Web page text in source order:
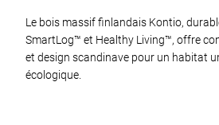
Le bois massif finlandais Kontio,
SmartLog™ et Healthy Living™, offre
et design scandinave pour un habitat
écologique.